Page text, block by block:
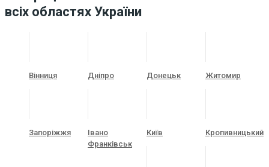
всіх областях України
Вінниця Дніпро Донецьк Житомир
Запоріжжя
Івано
Франківськ
Київ Кропивницький